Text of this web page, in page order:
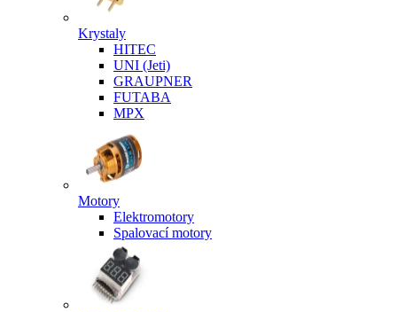
Krystaly
HITEC
UNI (Jeti)
GRAUPNER
FUTABA
MPX
Motory
Elektromotory
Spalovací motory